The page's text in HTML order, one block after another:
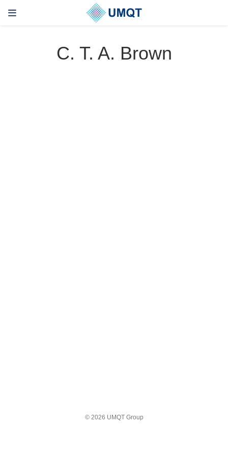
C. T. A. Brown
© 2026 UMQT Group